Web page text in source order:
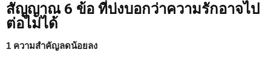
สัญญาณ 6 ข้อ ที่บ่งบอกว่าความรักอาจไป
ต่อไม่ได้
1 ความสำคัญลดน้อยลง